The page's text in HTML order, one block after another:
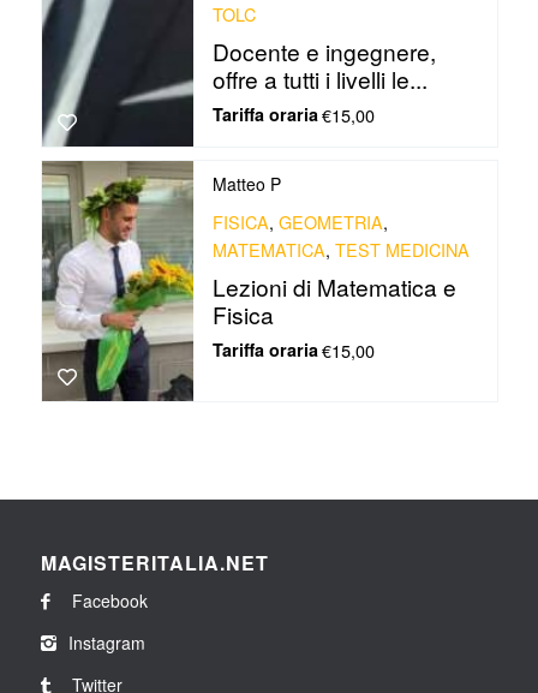
TOLC
Docente e ingegnere,
offre a tutti i livelli le...
Tariffa oraria€15,00
Matteo P
FISICA, GEOMETRIA,
MATEMATICA, TEST MEDICINA
Lezioni di Matematica e
Fisica
Tariffa oraria€15,00
MAGISTERITALIA.NET
Facebook
Instagram
Twitter